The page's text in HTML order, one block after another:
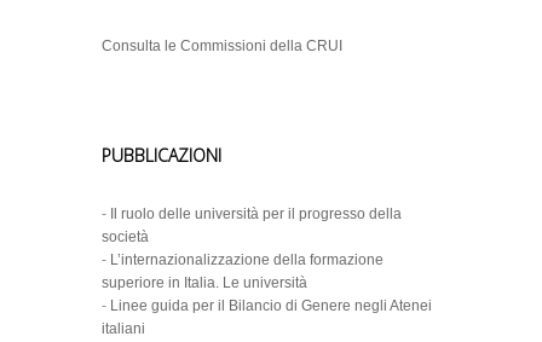
Consulta le Commissioni della CRUI
PUBBLICAZIONI
-
Il ruolo delle università per il progresso della
società
- L’internazionalizzazione della formazione
superiore in Italia. Le università
- Linee guida per il Bilancio di Genere negli Atenei
italiani